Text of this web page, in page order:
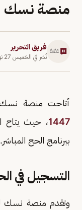
منصة نسك
فريق التحرير
نُشر في الخميس 27 نوفمبر 2025
أتاحت منصة نسك
1447، حيث يتاح
ببرنامج الحج المباشر.
التسجيل في الحج 1447 عبر
وتقدم منصة نسك